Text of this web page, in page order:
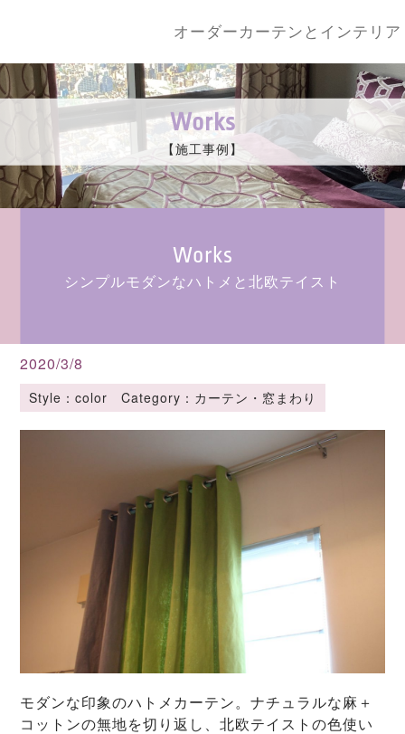
オーダーカーテンとインテリア
Works
【施工事例】
Works
シンプルモダンなハトメと北欧テイスト
2020/3/8
Style：color Category：カーテン・窓まわり
モダンな印象のハトメカーテン。ナチュラルな麻＋
コットンの無地を切り返し、北欧テイストの色使い